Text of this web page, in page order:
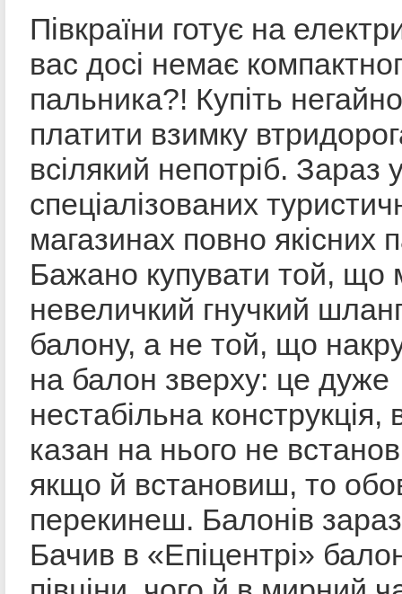
Півкраїни готує на
вас досі немає
пальника?! Купіть
платити взимку
всілякий непотріб. Зараз
спеціалізованих
магазинах повно якісних
Бажано купувати той, що
невеличкий гнучкий
балону, а не той, що
на балон зверху: це дуже
нестабільна конструкція,
казан на нього не
якщо й встановиш, то
перекинеш. Балонів
Бачив в «Епіцентрі»